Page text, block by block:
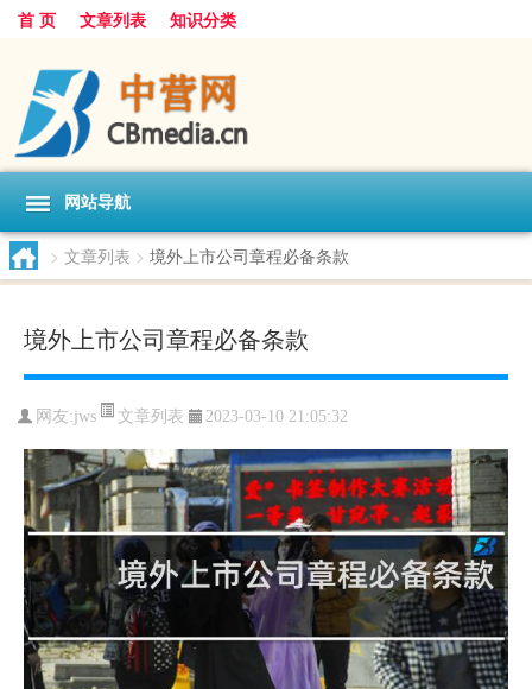
首 页 文章列表 知识分类
网站导航
> 文章列表 > 境外上市公司章程必备条款
境外上市公司章程必备条款
网友:jws 文章列表 2023-03-10 21:05:32